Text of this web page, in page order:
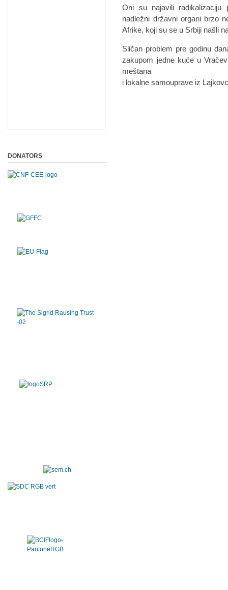
Oni su najavili radikalizaciju
nadležni državni organi brzo
Afrike, koji su se u Srbiji našli
Sličan problem pre godinu
zakupom jedne kuće u
meštana
i lokalne samouprave iz
DONATORS